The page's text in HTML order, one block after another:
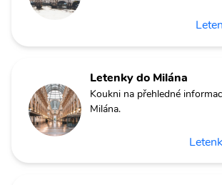
Letenky do Milána
Koukni na přehledné
Milána.